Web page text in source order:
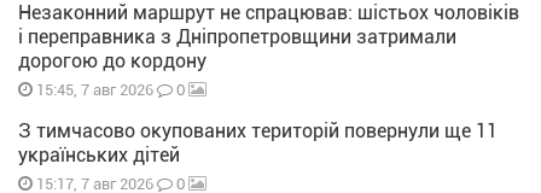
Незаконний маршрут не спрацював: шістьох чоловіків
і переправника з Дніпропетровщини затримали
дорогою до кордону
15:45, 7 авг 2026 0
З тимчасово окупованих територій повернули ще 11
українських дітей
15:17, 7 авг 2026 0